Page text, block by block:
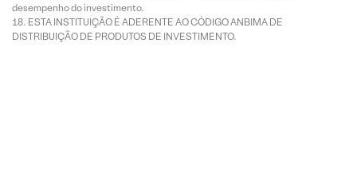
desempenho do investimento.
ESTA INSTITUIÇÃO É ADERENTE AO CÓDIGO ANBIMA DE
DISTRIBUIÇÃO DE PRODUTOS DE INVESTIMENTO.